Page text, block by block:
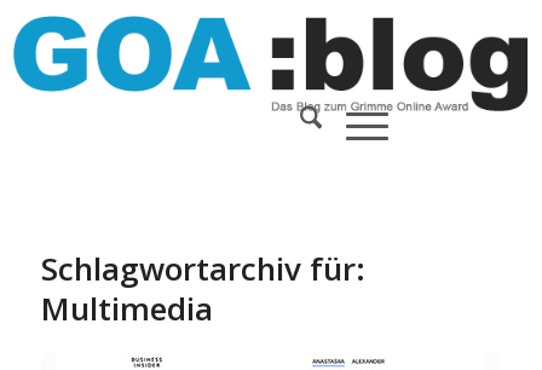
Schlagwortarchiv für:
Multimedia